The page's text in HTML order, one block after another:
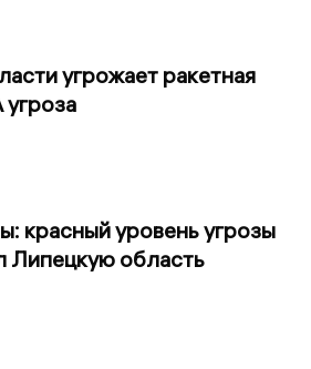
угрожает ракетная
красный уровень угрозы
область